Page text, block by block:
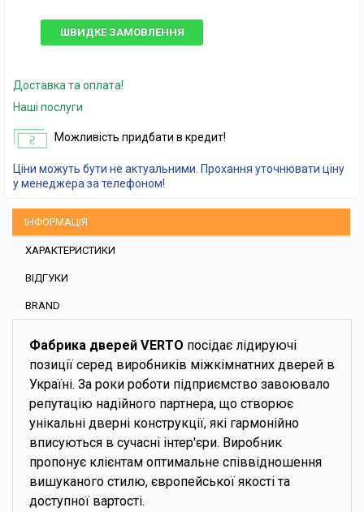
ШВИДКЕ ЗАМОВЛЕННЯ
Доставка та оплата!
Наші послуги
Можливість придбати в кредит!
Ціни можуть бути не актуальними. Прохання уточнювати ціну
у менеджера за телефоном!
ІНФОРМАЦІЯ
ХАРАКТЕРИСТИКИ
ВІДГУКИ
BRAND
Фабрика дверей VERTO посідає лідируючі
позиції серед виробників міжкімнатних дверей в
Україні. За роки роботи підприємство завоювало
репутацію надійного партнера, що створює
унікальні дверні конструкції, які гармонійно
вписуються в сучасні інтер'єри. Виробник
пропонує клієнтам оптимальне співвідношення
вишуканого стилю, європейської якості та
доступної вартості.